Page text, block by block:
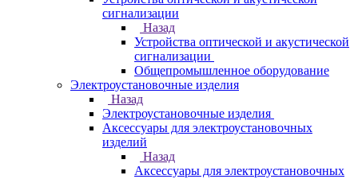
сигнализации
Назад
Устройства оптической и акустической
сигнализации
Общепромышленное оборудование
Электроустановочные изделия
Назад
Электроустановочные изделия
Аксессуары для электроустановочных
изделий
Назад
Аксессуары для электроустановочных